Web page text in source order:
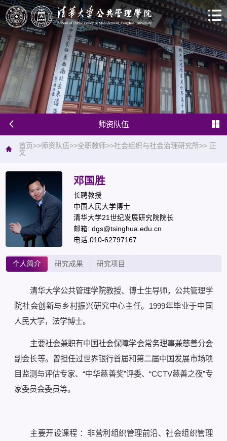
师资队伍
首页>>师资队伍>>全职教师>>社会组织与社会治理研究所>> 正
文
邓国胜
长聘教授
中国人民大学博士
清华大学21世纪发展研究院院长
邮箱: dgs@tsinghua.edu.cn
电话:010-62797167
个人简介 研究成果 研究项目
清华大学公共管理学院教授、博士生导师，公共管理学
院社会创新与乡村振兴研究中心主任。1999年毕业于中国
人民大学，法学博士。
主要社会兼职有中国社会保障学会常务理事兼慈善分会
副会长等。曾担任过世界银行首届和第二届中国发展市场项
目监测与评估专家、“中华慈善奖”评委、“CCTV慈善之夜”专
家委员会委员等。
主要开设课程 ：非营利组织管理前沿、社会组织管理